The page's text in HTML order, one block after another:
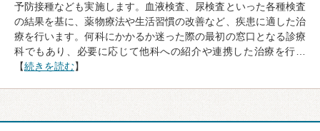
予防接種なども実施します。血液検査、尿検査といった各種検査
の結果を基に、薬物療法や生活習慣の改善など、疾患に適した治
療を行います。何科にかかるか迷った際の最初の窓口となる診療
科でもあり、必要に応じて他科への紹介や連携した治療を行…
【続きを読む】